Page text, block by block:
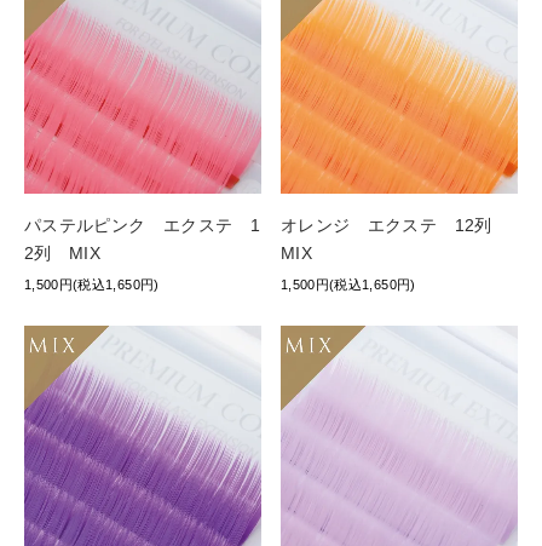
パステルピンク エクステ 1
2列 MIX
1,500円(税込1,650円)
オレンジ エクステ 12列
MIX
1,500円(税込1,650円)